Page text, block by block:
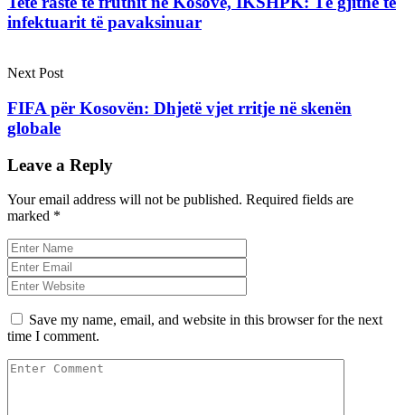
infektuarit të pavaksinuar
Next Post
FIFA për Kosovën: Dhjetë vjet rritje në skenën
globale
Leave a Reply
Your email address will not be published. Required fields are
marked *
Save my name, email, and website in this browser for the next
time I comment.